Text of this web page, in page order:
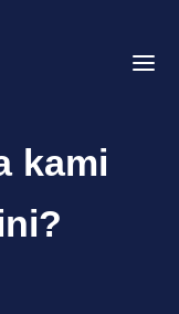
kami